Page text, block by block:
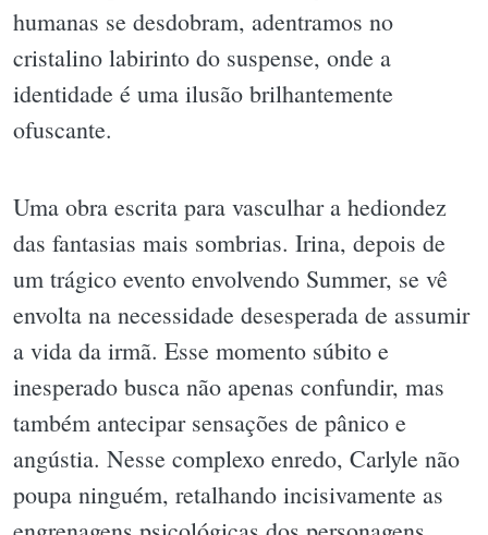
humanas se desdobram, adentramos no
cristalino labirinto do suspense, onde a
identidade é uma ilusão brilhantemente
ofuscante.
Uma obra escrita para vasculhar a hediondez
das fantasias mais sombrias. Irina, depois de
um trágico evento envolvendo Summer, se vê
envolta na necessidade desesperada de assumir
a vida da irmã. Esse momento súbito e
inesperado busca não apenas confundir, mas
também antecipar sensações de pânico e
angústia. Nesse complexo enredo, Carlyle não
poupa ninguém, retalhando incisivamente as